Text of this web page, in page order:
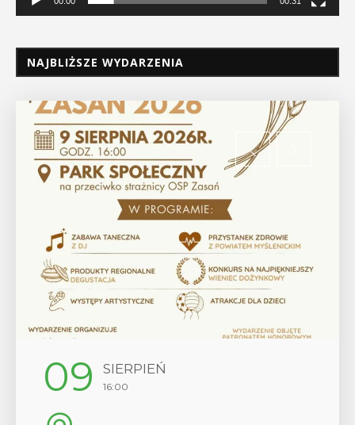
NAJBLIŻSZE WYDARZENIA
12 SIERPIEŃ
17:00